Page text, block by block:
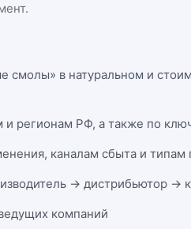
смолы» в натуральном и
и регионам РФ, а также по
каналам сбыта и типам
→ дистрибьютор →
компаний